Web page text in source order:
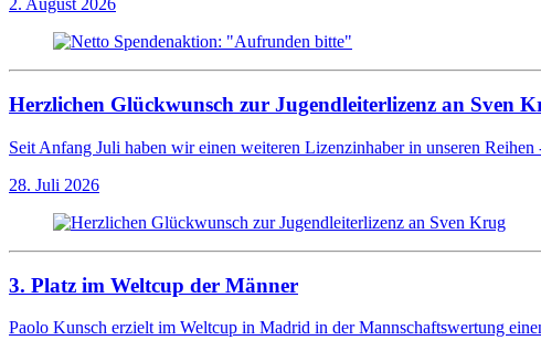
2. August 2026
Herzlichen Glückwunsch zur Jugendleiterlizenz an Sven
Seit Anfang Juli haben wir einen weiteren Lizenzinhaber in unseren
28. Juli 2026
3. Platz im Weltcup der Männer
Paolo Kunsch erzielt im Weltcup in Madrid in der Mannschaftswertung